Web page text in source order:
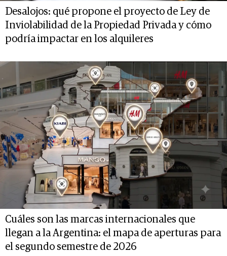
Desalojos: qué propone el proyecto de Ley de
Inviolabilidad de la Propiedad Privada y cómo
podría impactar en los alquileres
Cuáles son las marcas internacionales que
llegan a la Argentina: el mapa de aperturas para
el segundo semestre de 2026